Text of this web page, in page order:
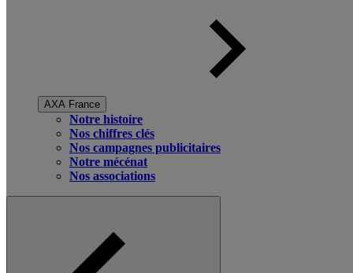
AXA France
Notre histoire
Nos chiffres clés
Nos campagnes publicitaires
Notre mécénat
Nos associations